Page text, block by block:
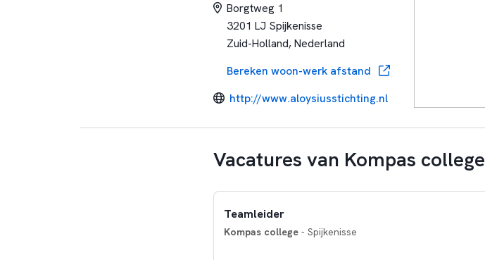
Borgtweg 1
3201 LJ Spijkenisse
Zuid-Holland, Nederland
Bereken woon-werk afstand
http://www.aloysiusstichting.nl
Vacatures van Kompas college
Teamleider
Kompas college- Spijkenisse